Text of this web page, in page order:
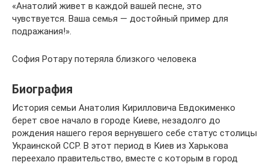
«Анатолий живет в каждой вашей песне, это
чувствуется. Ваша семья — достойный пример для
подражания!».
София Ротару потеряла близкого человека
Биография
История семьи Анатолия Кирилловича Евдокименко
берет свое начало в городе Киеве, незадолго до
рождения нашего героя вернувшего себе статус столицы
Украинской ССР. В этот период в Киев из Харькова
переехало правительство, вместе с которым в город